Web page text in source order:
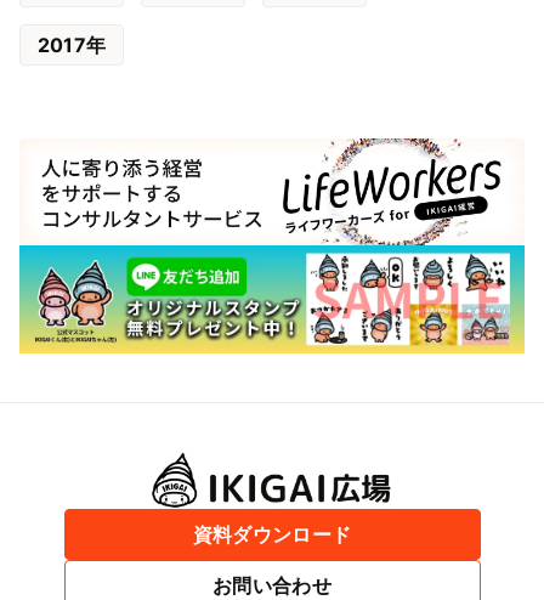
2017年
資料ダウンロード
お問い合わせ